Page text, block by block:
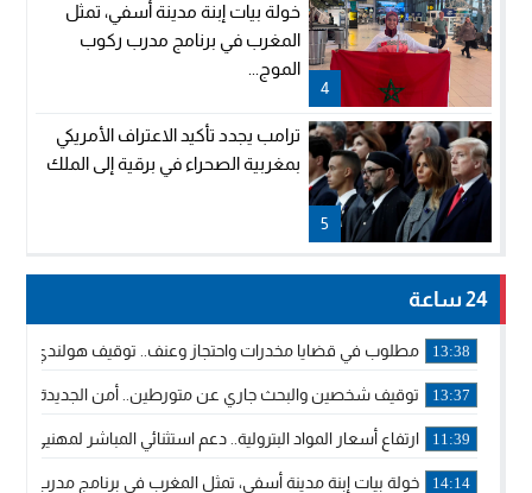
4
خولة بيات إبنة مدينة أسفي، تمثل
المغرب في برنامج مدرب ركوب
الموج...
5
ترامب يجدد تأكيد الاعتراف الأمريكي
بمغربية الصحراء في برقية إلى الملك
24 ساعة
13:38 مطلوب في قضايا مخدرات واحتجاز وعنف.. توقيف هولندي
13:37 توقيف شخصين والبحث جاري عن متورطين.. أمن الجديدة يفك
11:39 ارتفاع أسعار المواد البترولية.. دعم استثنائي المباشر لمهنيي
14:14 خولة بيات إبنة مدينة أسفي، تمثل المغرب في برنامج مدرب